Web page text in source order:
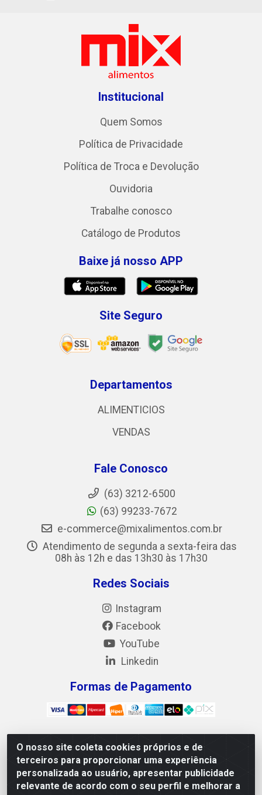
O nosso site coleta cookies próprios e de
terceiros para proporcionar uma experiência
personalizada ao usuário, apresentar publicidade
relevante de acordo com o seu perfil e melhorar a
Institucional
Quem Somos
Política de Privacidade
Política de Troca e Devolução
Ouvidoria
Trabalhe conosco
Catálogo de Produtos
Baixe já nosso APP
Site Seguro
Departamentos
ALIMENTICIOS
VENDAS
Fale Conosco
(63) 3212-6500
(63) 99233-7672
e-commerce@mixalimentos.com.br
Atendimento de segunda a sexta-feira das
08h às 12h e das 13h30 às 17h30
Redes Sociais
Instagram
Facebook
YouTube
Linkedin
Formas de Pagamento
Mix Alimentos LTDA - Quadra Asr Ne 55 (412 Norte),
Alameda 02, S/N - Plano Diretor Norte, Palmas/TO - CEP
77.006-540 - CNPJ 05.922.500/0001-02